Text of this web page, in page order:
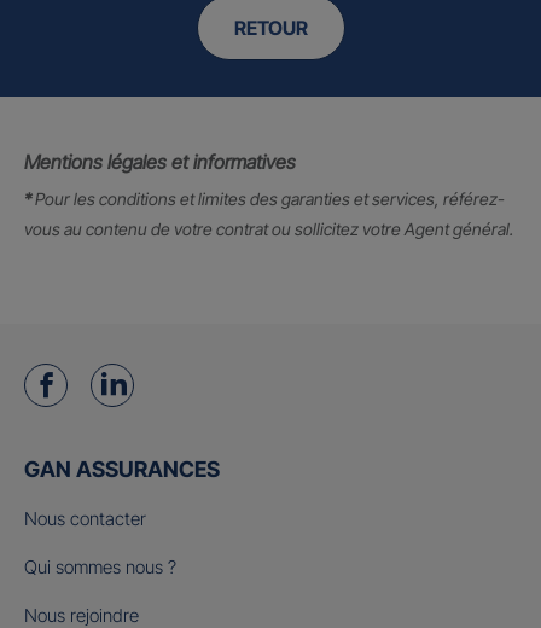
RETOUR
Mentions légales et informatives
*Pour les conditions et limites des garanties et services, référez-
vous au contenu de votre contrat ou sollicitez votre Agent général.
GAN ASSURANCES
Nous contacter
Qui sommes nous ?
Nous rejoindre